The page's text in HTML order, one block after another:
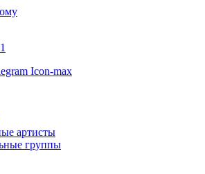
Icon-max
артисты
группы